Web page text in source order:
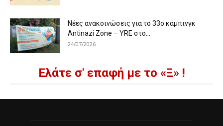
Νέες ανακοινώσεις για το 33ο κάμπινγκ
Antinazi Zone – YRE στο...
24/07/2026
Ελάτε σ' επαφή με το «Ξ» !